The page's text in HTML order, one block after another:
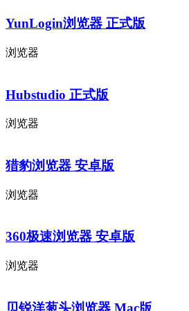
YunLogin浏览器 正式版
浏览器
Hubstudio 正式版
浏览器
猎豹浏览器 安卓版
浏览器
360极速浏览器 安卓版
浏览器
贝锐洋葱头浏览器 Mac版